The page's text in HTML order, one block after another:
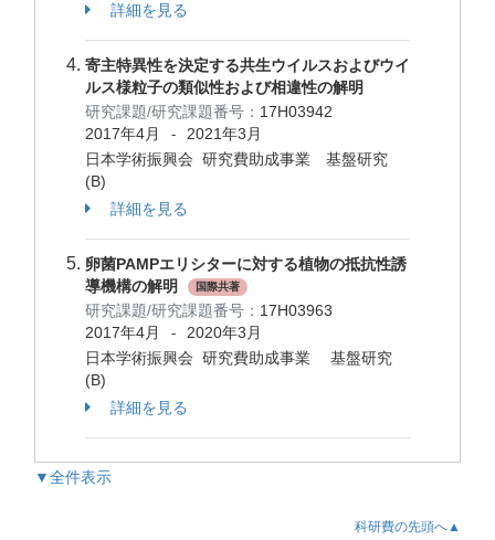
詳細を見る
寄主特異性を決定する共生ウイルスおよびウイ
ルス様粒子の類似性および相違性の解明
研究課題/研究課題番号： 17H03942
2017年4月
-
2021年3月
日本学術振興会 研究費助成事業 基盤研究
(B)
詳細を見る
卵菌PAMPエリシターに対する植物の抵抗性誘
導機構の解明
国際共著
研究課題/研究課題番号： 17H03963
2017年4月
-
2020年3月
日本学術振興会 研究費助成事業 基盤研究
(B)
詳細を見る
▼全件表示
科研費の先頭へ▲